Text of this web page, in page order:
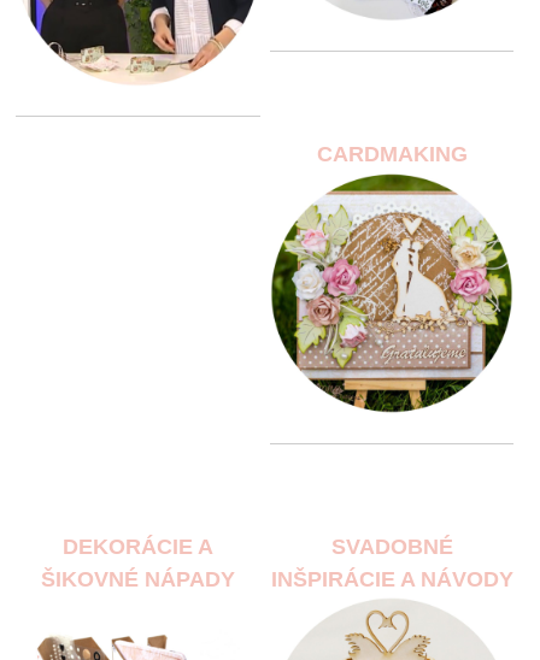
CARDMAKING
DEKORÁCIE A
ŠIKOVNÉ NÁPADY
SVADOBNÉ
INŠPIRÁCIE A NÁVODY